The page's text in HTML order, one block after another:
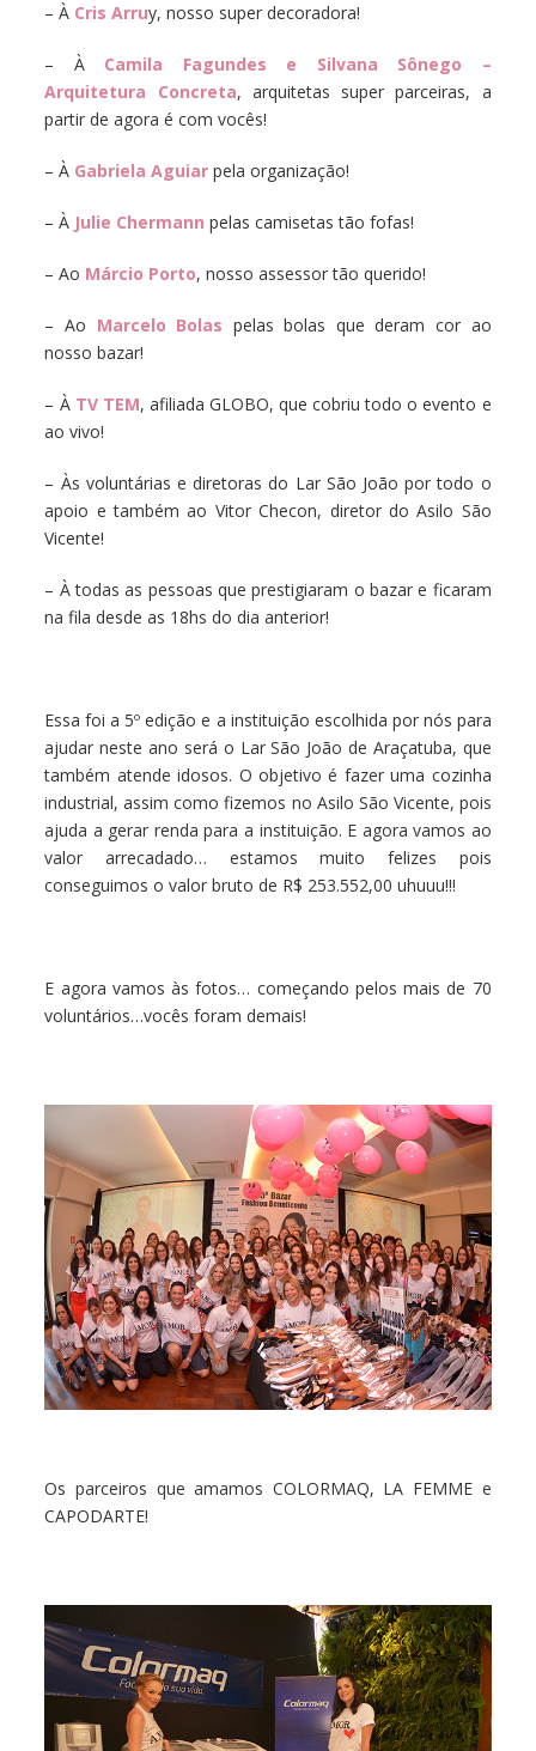
– À Cris Arruy, nosso super decoradora!
– À Camila Fagundes e Silvana Sônego –
Arquitetura Concreta, arquitetas super parceiras, a
partir de agora é com vocês!
– À Gabriela Aguiar pela organização!
– À Julie Chermann pelas camisetas tão fofas!
– Ao Márcio Porto, nosso assessor tão querido!
– Ao Marcelo Bolas pelas bolas que deram cor ao
nosso bazar!
– À TV TEM, afiliada GLOBO, que cobriu todo o evento e
ao vivo!
– Às voluntárias e diretoras do Lar São João por todo o
apoio e também ao Vitor Checon, diretor do Asilo São
Vicente!
– À todas as pessoas que prestigiaram o bazar e ficaram
na fila desde as 18hs do dia anterior!
Essa foi a 5º edição e a instituição escolhida por nós para
ajudar neste ano será o Lar São João de Araçatuba, que
também atende idosos. O objetivo é fazer uma cozinha
industrial, assim como fizemos no Asilo São Vicente, pois
ajuda a gerar renda para a instituição. E agora vamos ao
valor arrecadado… estamos muito felizes pois
conseguimos o valor bruto de R$ 253.552,00 uhuuu!!!
E agora vamos às fotos… começando pelos mais de 70
voluntários…vocês foram demais!
Os parceiros que amamos COLORMAQ, LA FEMME e
CAPODARTE!